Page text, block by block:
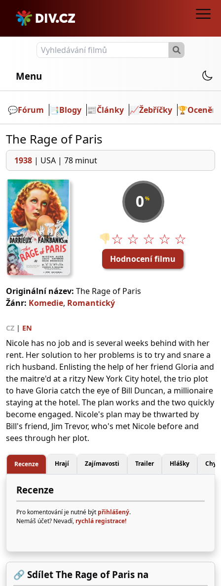
Menu
💬️Fórum 📑Blogy 📰Články 📈Žebříčky 🏆Ocenění
The Rage of Paris
1938 | USA | 78 minut
0 %
👎☆ ☆ ☆ ☆ ☆
Hodnocení filmu
Originální název: The Rage of Paris
Žánr: Komedie, Romantický
CZ | EN
Nicole has no job and is several weeks behind with her
rent. Her solution to her problems is to try and snare a
rich husband. Enlisting the help of her friend Gloria and
the maitre'd at a ritzy New York City hotel, the trio plot
to have Gloria catch the eye of Bill Duncan, a millionaire
staying at the hotel. The plan works and the two quickly
become engaged. Nicole's plan may be thwarted by
Bill's friend, Jim Trevor, who's met Nicole before and
sees through her plot.
Recenze Hrají Zajímavosti Trailer Hlášky
Recenze
Pro komentování je nutné být přihlášený.
Nemáš účet? Nevadí, rychlá registrace!
🔗 Sdílet The Rage of Paris na